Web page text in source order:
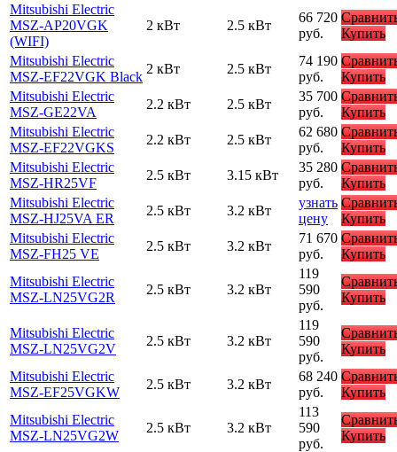
Mitsubishi Electric
MSZ-AP20VGK
(WIFI)
2 кВт 2.5 кВт
66 720
руб.
Купить
Mitsubishi Electric
MSZ-EF22VGK Black
2 кВт 2.5 кВт
74 190
руб.
Купить
Mitsubishi Electric
MSZ-GE22VA
2.2 кВт 2.5 кВт
35 700
руб.
Купить
Mitsubishi Electric
MSZ-EF22VGKS
2.2 кВт 2.5 кВт
62 680
руб.
Купить
Mitsubishi Electric
MSZ-HR25VF
2.5 кВт 3.15 кВт
35 280
руб.
Купить
Mitsubishi Electric
MSZ-HJ25VA ER
2.5 кВт 3.2 кВт
узнать
цену
Купить
Mitsubishi Electric
MSZ-FH25 VE
2.5 кВт 3.2 кВт
71 670
руб.
Купить
Mitsubishi Electric
MSZ-LN25VG2R
2.5 кВт 3.2 кВт
119
590
руб.
Купить
Mitsubishi Electric
MSZ-LN25VG2V
2.5 кВт 3.2 кВт
119
590
руб.
Купить
Mitsubishi Electric
MSZ-EF25VGKW
2.5 кВт 3.2 кВт
68 240
руб.
Купить
Mitsubishi Electric
MSZ-LN25VG2W
2.5 кВт 3.2 кВт
113
590
руб.
Купить